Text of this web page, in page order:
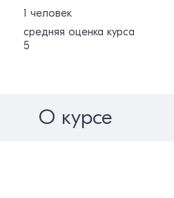
1 человек
средняя оценка курса
5
О курсе